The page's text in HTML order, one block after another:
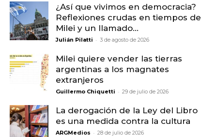
¿Así que vivimos en democracia?
Reflexiones crudas en tiempos de
Milei y un llamado...
Julián Pilatti - 3 de agosto de 2026
Milei quiere vender las tierras
argentinas a los magnates
extranjeros
Guillermo Chiquetti - 29 de julio de 2026
La derogación de la Ley del Libro
es una medida contra la cultura
ARGMedios - 28 de julio de 2026